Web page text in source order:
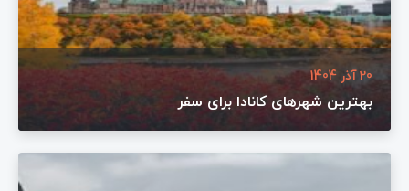
20 آذر 1404
بهترین شهرهای کانادا برای سفر